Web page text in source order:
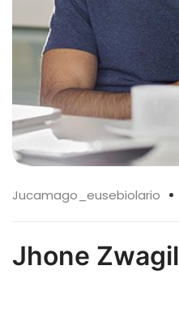
Jucamago_eusebiolario
Jhone Zwagil